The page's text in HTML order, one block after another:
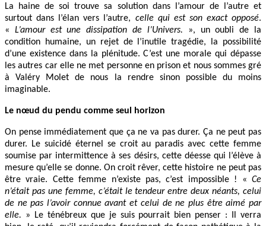
La haine de soi trouve sa solution dans l’amour de l’autre et
surtout dans l’élan vers l’autre, celle qui est son exact opposé.
« L’amour est une dissipation de l’Univers. », un oubli de la
condition humaine, un rejet de l’inutile tragédie, la possibilité
d’une existence dans la plénitude. C’est une morale qui dépasse
les autres car elle ne met personne en prison et nous sommes gré
à Valéry Molet de nous la rendre sinon possible du moins
imaginable.
Le nœud du pendu comme seul horizon
On pense immédiatement que ça ne va pas durer. Ça ne peut pas
durer. Le suicidé éternel se croit au paradis avec cette femme
soumise par intermittence à ses désirs, cette déesse qui l’élève à
mesure qu’elle se donne. On croit rêver, cette histoire ne peut pas
être vraie. Cette femme n’existe pas, c’est impossible ! « Ce
n’était pas une femme, c’était le tendeur entre deux néants, celui
de ne pas l’avoir connue avant et celui de ne plus être aimé par
elle. » Le ténébreux que je suis pourrait bien penser : Il verra